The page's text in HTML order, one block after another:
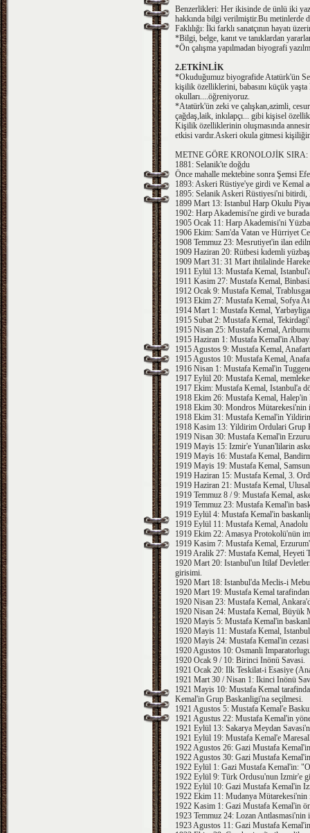
Benzerlikleri: Her ikisinde de ünlü iki
hakkında bilgi verilmiştir.Bu metinlerde
Faklılığı: İki farklı sanatçının hayatı
*Bilgi, belge, kanıt ve tanıklardan
*Ön çalışma yapılmadan biyografi
2.ETKİNLİK
*Okuduğumuz biyografide Atatürk'ün
kişilik özelliklerini, babasını küçük yaşta
okulları....öğreniyoruz.
*Atatürk'ün zeki ve çalışkan,azimli,
çağdaş,laik, inkılapçı... gibi kişisel
Kişilik özelliklerinin oluşmasında
etkisi vardır.Askeri okula gitmesi
METNE GÖRE KRONOLOJİK SIRA:
1881: Selanik'te doğdu
Önce mahalle mektebine sonra Şemsi
1893: Askeri Rüstiye'ye girdi ve Kemal
1895: Selanik Askeri Rüstiyesi'ni
1899 Mart 13: Istanbul Harp Okulu
1902: Harp Akademisi'ne girdi ve
1905 Ocak 11: Harp Akademisi'ni
1906 Ekim: Sam'da Vatan ve Hürriyet
1908 Temmuz 23: Mesrutiyet'in ilan
1909 Haziran 20: Rütbesi kıdemli
1909 Mart 31: 31 Mart ihtilalinde
1911 Eylül 13: Mustafa Kemal,
1911 Kasim 27: Mustafa Kemal,
1912 Ocak 9: Mustafa Kemal,
1913 Ekim 27: Mustafa Kemal, Sofya
1914 Mart 1: Mustafa Kemal,
1915 Subat 2: Mustafa Kemal,
1915 Nisan 25: Mustafa Kemal,
1915 Haziran 1: Mustafa Kemal'in
1915 Agustos 9: Mustafa Kemal,
1915 Agustos 10: Mustafa Kemal,
1916 Nisan 1: Mustafa Kemal'in
1917 Eylül 20: Mustafa Kemal,
1917 Ekim: Mustafa Kemal, Istanbul'a
1918 Ekim 26: Mustafa Kemal,
1918 Ekim 30: Mondros Mütarekesi'nin
1918 Ekim 31: Mustafa Kemal'in
1918 Kasim 13: Yildirim Ordulari Grup
1919 Nisan 30: Mustafa Kemal'in
1919 Mayis 15: Izmir'e Yunan'lilarin
1919 Mayis 16: Mustafa Kemal,
1919 Mayis 19: Mustafa Kemal,
1919 Haziran 15: Mustafa Kemal, 3.
1919 Haziran 21: Mustafa Kemal,
1919 Temmuz 8 / 9: Mustafa Kemal,
1919 Temmuz 23: Mustafa Kemal'in
1919 Eylül 4: Mustafa Kemal'in
1919 Eylül 11: Mustafa Kemal,
1919 Ekim 22: Amasya Protokolü'nün
1919 Kasim 7: Mustafa Kemal,
1919 Aralik 27: Mustafa Kemal, Heyeti
1920 Mart 20: Istanbul'un Itilaf
girisimi.
1920 Mart 18: Istanbul'da Meclis-i
1920 Mart 19: Mustafa Kemal
1920 Nisan 23: Mustafa Kemal,
1920 Nisan 24: Mustafa Kemal, Büyük
1920 Mayis 5: Mustafa Kemal'in
1920 Mayis 11: Mustafa Kemal,
1920 Mayis 24: Mustafa Kemal'in
1920 Agustos 10: Osmanli
1920 Ocak 9 / 10: Birinci Inönü Savasi.
1921 Ocak 20: Ilk Teskilat-i Esasiye
1921 Mart 30 / Nisan 1: Ikinci Inönü
1921 Mayis 10: Mustafa Kemal
Kemal'in Grup Baskanligi'na seçilmesi.
1921 Agustos 5: Mustafa Kemal'e
1921 Agustus 22: Mustafa Kemal'in
1921 Eylül 13: Sakarya Meydan
1921 Eylül 19: Mustafa Kemal'e
1922 Agustos 26: Gazi Mustafa
1922 Agustos 30: Gazi Mustafa
1922 Eylül 1: Gazi Mustafa Kemal'in:
1922 Eylül 9: Türk Ordusu'nun Izmir'e
1922 Eylül 10: Gazi Mustafa Kemal'in
1922 Ekim 11: Mudanya Mütarekesi'nin
1922 Kasim 1: Gazi Mustafa Kemal'in
1923 Temmuz 24: Lozan Antlasmasi'nin
1923 Agustos 11: Gazi Mustafa